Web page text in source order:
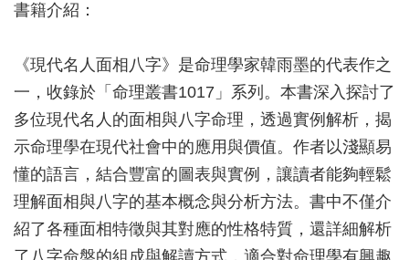
書籍介紹：
《現代名人面相八字》是命理學家韓雨墨的代表作之
一，收錄於「命理叢書1017」系列。本書深入探討了
多位現代名人的面相與八字命理，透過實例解析，揭
示命理學在現代社會中的應用與價值。作者以淺顯易
懂的語言，結合豐富的圖表與實例，讓讀者能夠輕鬆
理解面相與八字的基本概念與分析方法。書中不僅介
紹了各種面相特徵與其對應的性格特質，還詳細解析
了八字命盤的組成與解讀方式，適合對命理學有興趣